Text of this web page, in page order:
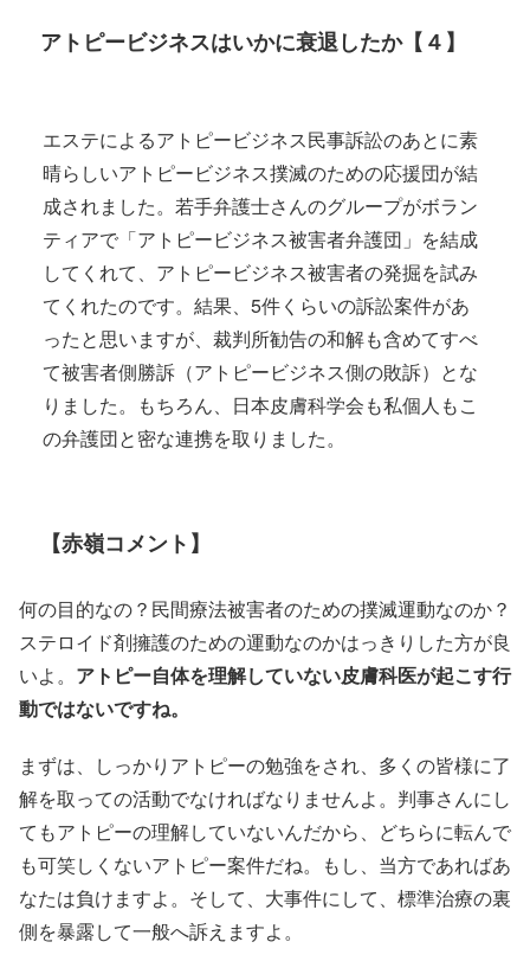
アトピービジネスはいかに衰退したか【４】
エステによるアトピービジネス民事訴訟のあとに素
晴らしいアトピービジネス撲滅のための応援団が結
成されました。若手弁護士さんのグループがボラン
ティアで「アトピービジネス被害者弁護団」を結成
してくれて、アトピービジネス被害者の発掘を試み
てくれたのです。結果、5件くらいの訴訟案件があ
ったと思いますが、裁判所勧告の和解も含めてすべ
て被害者側勝訴（アトピービジネス側の敗訴）とな
りました。もちろん、日本皮膚科学会も私個人もこ
の弁護団と密な連携を取りました。
【赤嶺コメント】
何の目的なの？民間療法被害者のための撲滅運動なのか？
ステロイド剤擁護のための運動なのかはっきりした方が良
いよ。 アトピー自体を理解していない皮膚科医が起こす行
動ではないですね。
まずは、しっかりアトピーの勉強をされ、多くの皆様に了
解を取っての活動でなければなりませんよ。判事さんにし
てもアトピーの理解していないんだから、どちらに転んで
も可笑しくないアトピー案件だね。もし、当方であればあ
なたは負けますよ。そして、大事件にして、標準治療の裏
側を暴露して一般へ訴えますよ。